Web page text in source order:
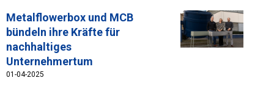
Metalflowerbox und MCB
bündeln ihre Kräfte für
nachhaltiges
Unternehmertum
01-04-2025